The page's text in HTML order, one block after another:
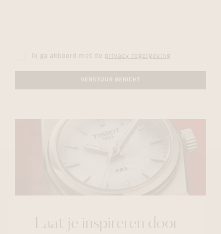
Ik ga akkoord met de privacy regelgeving
VERSTUUR BERICHT
Laat je inspireren door